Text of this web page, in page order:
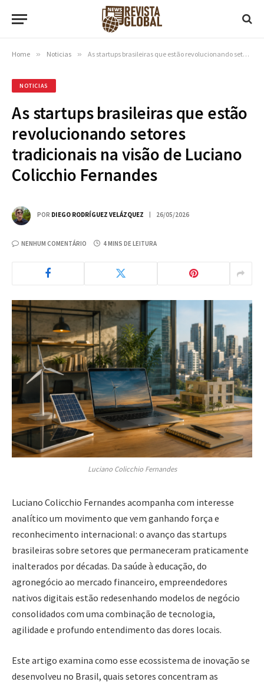
Home » Noticias » As startups brasileiras que estão revolucionando setores tradicionais na visão de Luciano Colicchio Fernandes
NOTICIAS
As startups brasileiras que estão
revolucionando setores
tradicionais na visão de Luciano
Colicchio Fernandes
POR DIEGO RODRÍGUEZ VELÁZQUEZ 26/05/2026
NENHUM COMENTÁRIO 4 MINS DE LEITURA
Luciano Colicchio Fernandes
Luciano Colicchio Fernandes acompanha com interesse
analítico um movimento que vem ganhando força e
reconhecimento internacional: o avanço das startups
brasileiras sobre setores que permaneceram praticamente
inalterados por décadas. Da saúde à educação, do
agronegócio ao mercado financeiro, empreendedores
nativos digitais estão redesenhando modelos de negócio
consolidados com uma combinação de tecnologia,
agilidade e profundo entendimento das dores locais.
Este artigo examina como esse ecossistema de inovação se
desenvolveu no Brasil, quais setores concentram as